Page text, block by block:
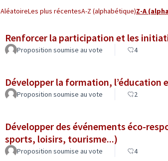
AléatoireLes plus récentesA-Z (alphabétique)Z-A
Renforcer la participation et les
Proposition soumise au vote 4
Développer la formation,
Proposition soumise au vote 2
Développer des événements éco-
sports, loisirs, tourisme...)
Proposition soumise au vote 4